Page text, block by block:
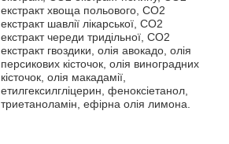
екстракт хвоща польового, CO2
екстракт шавлії лікарської, CO2
екстракт череди тридільної, CO2
екстракт гвоздики, олія авокадо, олія
персикових кісточок, олія виноградних
кісточок, олія макадамії,
етилгексилгліцерин, феноксіетанол,
триетаноламін, ефірна олія лимона.